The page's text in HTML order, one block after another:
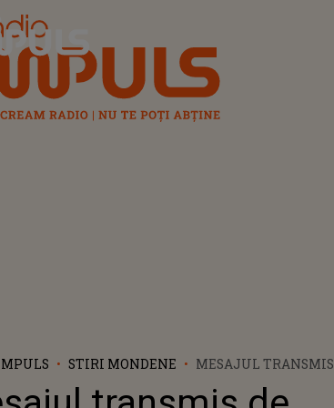
STIRI MONDENE
MESAJUL TRANSMIS
SANDALURILE